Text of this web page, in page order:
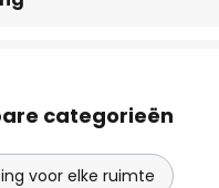
categorieën
voor elke ruimte